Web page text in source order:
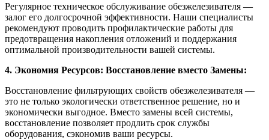
Регулярное техническое обслуживание обезжелезивателя —
залог его долгосрочной эффективности. Наши специалисты
рекомендуют проводить профилактические работы для
предотвращения накопления отложений и поддержания
оптимальной производительности вашей системы.
4. Экономия Ресурсов: Восстановление вместо Замены:
Восстановление фильтрующих свойств обезжелезивателя —
это не только экологически ответственное решение, но и
экономически выгодное. Вместо замены всей системы,
восстановление позволяет продлить срок службы
оборудования, сэкономив ваши ресурсы.